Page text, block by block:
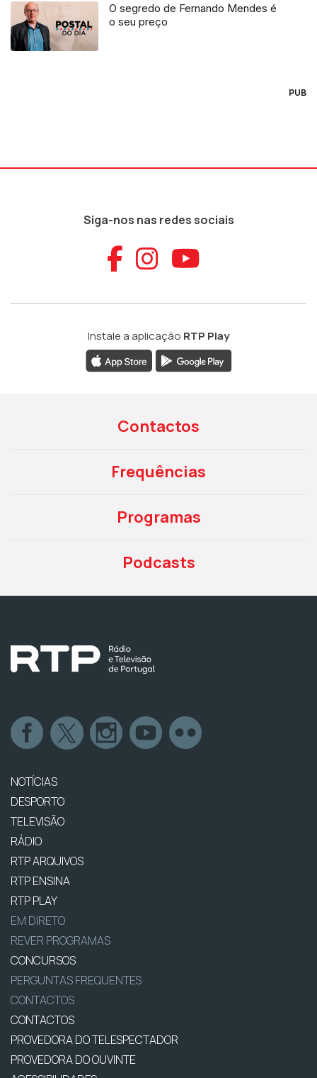
O segredo de Fernando Mendes é
o seu preço
PUB
Siga-nos nas redes sociais
Aceder ao
Aceder ao
Aceder
Instale a aplicação RTP Play
Contactos
Frequências
Programas
Podcasts
NOTÍCIAS
DESPORTO
TELEVISÃO
RÁDIO
RTP ARQUIVOS
RTP ENSINA
RTP PLAY
EM DIRETO
REVER PROGRAMAS
CONCURSOS
PERGUNTAS FREQUENTES
CONTACTOS
CONTACTOS
PROVEDORA DO TELESPECTADOR
PROVEDORA DO OUVINTE